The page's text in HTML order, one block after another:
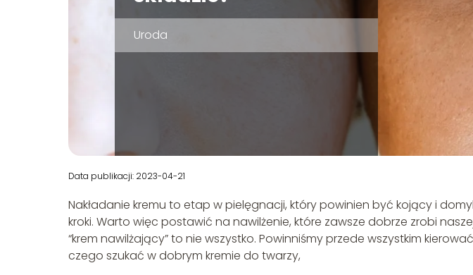
Uroda
Data publikacji: 2023-04-21
Nakładanie kremu to etap w pielęgnacji, który powinien być kojący i
kroki. Warto więc postawić na nawilżenie, które zawsze dobrze zrobi
“krem nawilżający” to nie wszystko. Powinniśmy przede wszystkim
czego szukać w dobrym kremie do twarzy,